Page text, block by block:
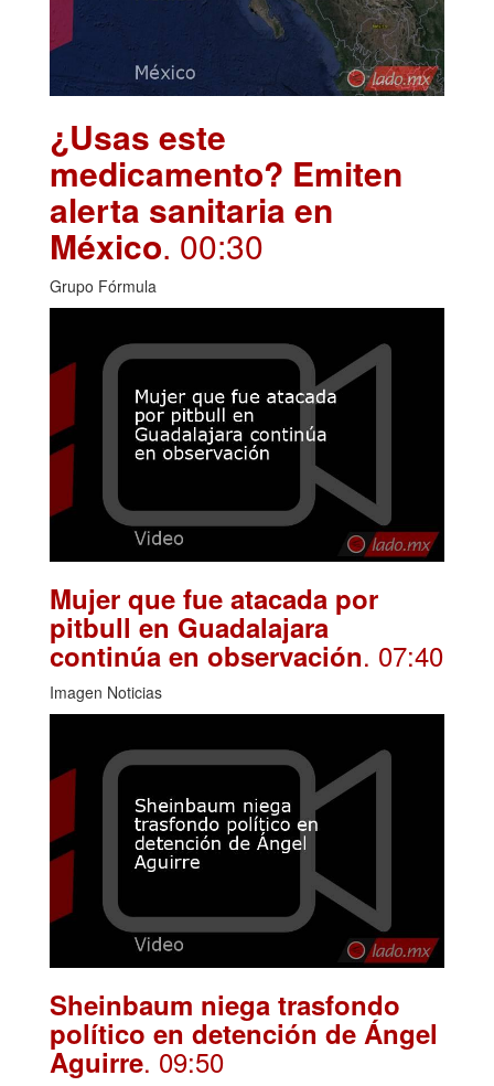
¿Usas este
medicamento? Emiten
alerta sanitaria en
México. 00:30
Grupo Fórmula
Mujer que fue atacada por
pitbull en Guadalajara
continúa en observación. 07:40
Imagen Noticias
Sheinbaum niega trasfondo
político en detención de Ángel
Aguirre. 09:50